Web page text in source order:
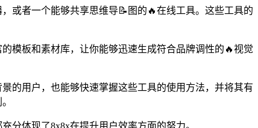
或者一个能够共享思维导📝图的🔥在线工具。这些工具的
模板和素材库，让你能够迅速生成符合品牌调性的🔥视觉
的用户，也能够快速掌握这些工具的使用方法，并将其有